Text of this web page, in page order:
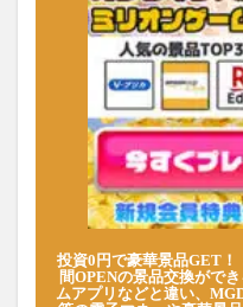
投資0円で豪華景品GET
間OPENの景品交換がで
ムアプリなどと違い、